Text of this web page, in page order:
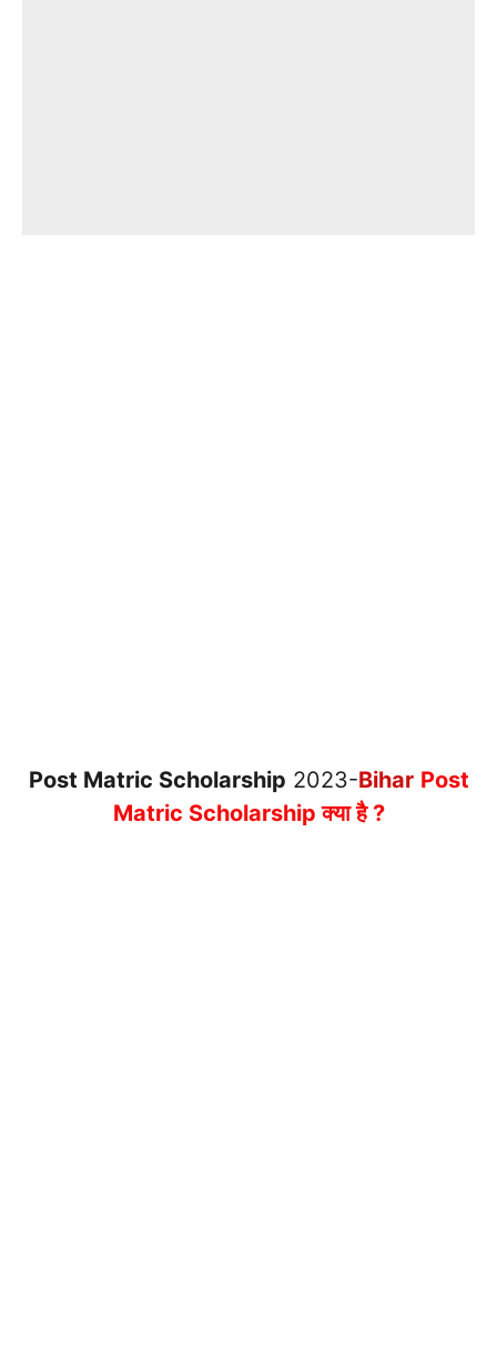
Post Matric Scholarship 2023-Bihar Post
Matric Scholarship क्या है ?